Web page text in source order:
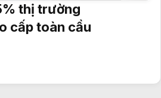
thị trường
cấp toàn cầu